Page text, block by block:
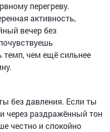
перегреву.
активность,
вечер без
темп, чем ещё сильнее
без давления. Если ты
через раздражённый тон
честно и спокойно